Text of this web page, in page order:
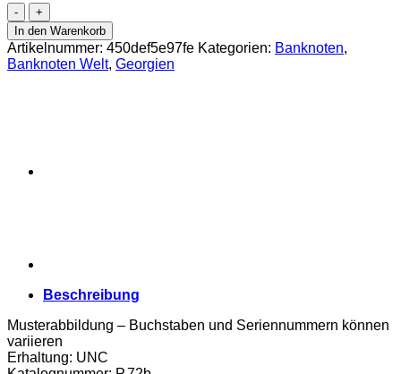
Georgien
-
20
Lari
2008,
In den Warenkorb
Artikelnummer: 450def5e97fe Kategorien: Banknoten,
Banknoten Welt, Georgien
Beschreibung
Musterabbildung – Buchstaben und Seriennummern können
variieren
Erhaltung: UNC